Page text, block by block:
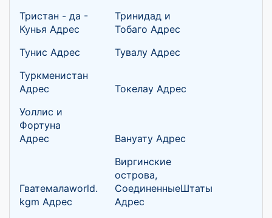
Тристан - да -
Кунья Адрес
Тринидад и
Тобаго Адрес
Тунис Адрес
Тувалу Адрес
Туркменистан
Адрес
Токелау Адрес
Уоллис и
Фортуна
Адрес
Вануату Адрес
Гватемалаworld.
kgm Адрес
Виргинские
острова,
СоединенныеШтаты
Адрес